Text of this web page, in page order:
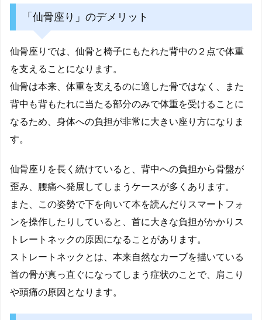
「仙骨座り」のデメリット
仙骨座りでは、仙骨と椅子にもたれた背中の２点で体重
を支えることになります。
仙骨は本来、体重を支えるのに適した骨ではなく、また
背中も背もたれに当たる部分のみで体重を受けることに
なるため、身体への負担が非常に大きい座り方になりま
す。
仙骨座りを長く続けていると、背中への負担から骨盤が
歪み、腰痛へ発展してしまうケースが多くあります。
また、この姿勢で下を向いて本を読んだりスマートフォ
ンを操作したりしていると、首に大きな負担がかかりス
トレートネックの原因になることがあります。
ストレートネックとは、本来自然なカーブを描いている
首の骨が真っ直ぐになってしまう症状のことで、肩こり
や頭痛の原因となります。